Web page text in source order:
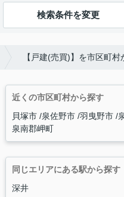
検索条件を変更
【戸建(売買)】を市区町村
近くの市区町村から探す
貝塚市 泉佐野市 羽曳野市
泉南郡岬町
同じエリアにある駅から探す
深井